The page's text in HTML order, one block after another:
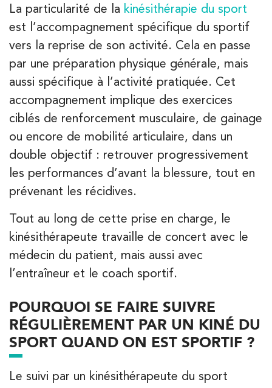
La particularité de la kinésithérapie du sport
est l’accompagnement spécifique du sportif
vers la reprise de son activité. Cela en passe
par une préparation physique générale, mais
aussi spécifique à l’activité pratiquée. Cet
accompagnement implique des exercices
ciblés de renforcement musculaire, de gainage
ou encore de mobilité articulaire, dans un
double objectif : retrouver progressivement
les performances d’avant la blessure, tout en
prévenant les récidives.
Tout au long de cette prise en charge, le
kinésithérapeute travaille de concert avec le
médecin du patient, mais aussi avec
l’entraîneur et le coach sportif.
POURQUOI SE FAIRE SUIVRE
RÉGULIÈREMENT PAR UN KINÉ DU
SPORT QUAND ON EST SPORTIF ?
Le suivi par un kinésithérapeute du sport
PRENEZ RDV SUR
IK Paris 8 – Saint Lazare
20 Rue de la Pépinière 75008 Paris
20 Rue de la Pépinière 75008 Paris
01 55 06 05 07
PRENEZ RDV SUR
Kinésithérapie
IK Vanves – 92
5 Rue Monge 92170 Vanves
PRENEZ RDV SUR
PRENEZ RDV SUR
Kinésithérapie Balnéothérapie
Kinésithérapie